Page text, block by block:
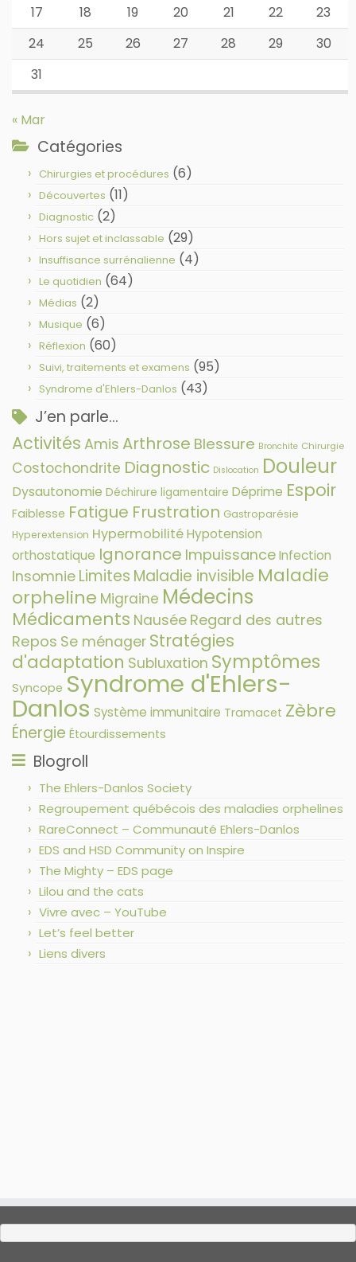
17
18 19 20 21 22
23
24
25 26 27 28 29
30
31
« Mar
Catégories
Chirurgies et procédures (6)
Découvertes (11)
Diagnostic (2)
Hors sujet et inclassable (29)
Insuffisance surrénalienne (4)
Le quotidien (64)
Médias (2)
Musique (6)
Réflexion (60)
Suivi, traitements et examens (95)
Syndrome d'Ehlers-Danlos (43)
J’en parle…
Activités Amis Arthrose Blessure Bronchite Chirurgie
Costochondrite Diagnostic Dislocation Douleur
Dysautonomie Déchirure ligamentaire Déprime Espoir
Faiblesse Fatigue Frustration Gastroparésie
Hyperextension HypermobilitéHypotension
orthostatique Ignorance ImpuissanceInfection
Insomnie Limites Maladie invisible Maladie
orpheline Migraine Médecins
Médicaments Nausée Regard des autres
Repos Se ménager Stratégies
d'adaptation Subluxation Symptômes
Syncope Syndrome d'Ehlers-
Danlos Système immunitaire Tramacet Zèbre
Énergie Étourdissements
Blogroll
The Ehlers-Danlos Society
Regroupement québécois des maladies orphelines
RareConnect – Communauté Ehlers-Danlos
EDS and HSD Community on Inspire
The Mighty – EDS page
Lilou and the cats
Vivre avec – YouTube
Let’s feel better
Liens divers